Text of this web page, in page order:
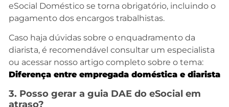
eSocial Doméstico se torna obrigatório, incluindo o
pagamento dos encargos trabalhistas.
Caso haja dúvidas sobre o enquadramento da
diarista, é recomendável consultar um especialista
ou acessar nosso artigo completo sobre o tema:
Diferença entre empregada doméstica e diarista
3. Posso gerar a guia DAE do eSocial em
atraso?